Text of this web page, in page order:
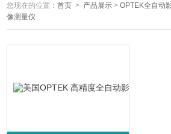
您现在的位置：首页 > 产品展示 >OPTEK全自动
像测量仪